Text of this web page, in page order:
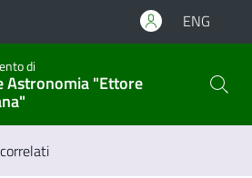
ENG
di
Astronomia "Ettore